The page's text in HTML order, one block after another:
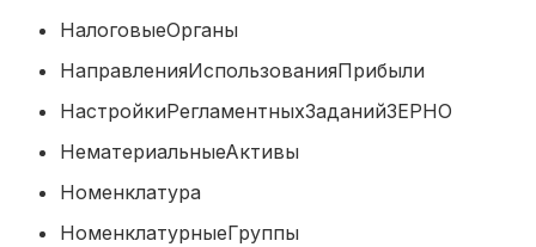
НалоговыеОрганы
НематериальныеАктивы
Номенклатура
НоменклатурныеГруппы